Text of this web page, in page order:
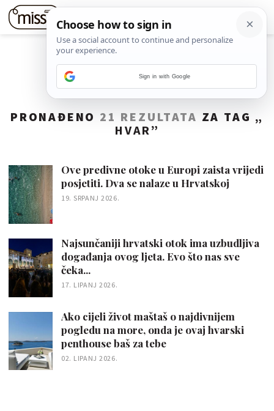
PRONAĐENO 21 REZULTATA ZA TAG „
HVAR”
Ove predivne otoke u Europi zaista vrijedi
posjetiti. Dva se nalaze u Hrvatskoj
19. SRPANJ 2026.
Najsunčaniji hrvatski otok ima uzbudljiva
događanja ovog ljeta. Evo što nas sve
čeka...
17. LIPANJ 2026.
Ako cijeli život maštaš o najdivnijem
pogledu na more, onda je ovaj hvarski
penthouse baš za tebe
02. LIPANJ 2026.
Sign in with Google